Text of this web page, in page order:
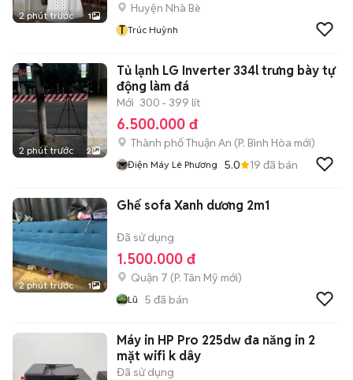
2 phút trước 1
Huyện Nhà Bè
T Trúc Huỳnh
2 phút trước 2
Tủ lạnh LG Inverter 334l trưng bày tự
động làm đá
Mới 300 - 399 lít
6.500.000 đ
Thành phố Thuận An (P. Bình Hòa mới)
Điện Máy Lê Phương 5.0 19 đã bán
2 phút trước 1
Ghế sofa Xanh dương 2m1
Đã sử dụng
1.500.000 đ
Quận 7 (P. Tân Mỹ mới)
Lũ 5 đã bán
Máy in HP Pro 225dw đa năng in 2
mặt wifi k dây
Đã sử dụng